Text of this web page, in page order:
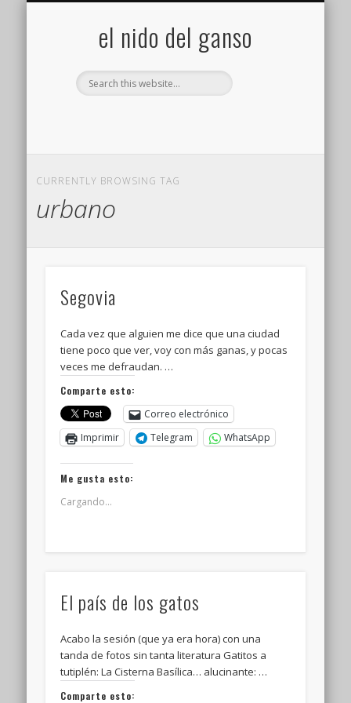
el nido del ganso
CURRENTLY BROWSING TAG
urbano
Segovia
Cada vez que alguien me dice que una ciudad
tiene poco que ver, voy con más ganas, y pocas
veces me defraudan. …
Comparte esto:
Correo electrónico
Imprimir
Telegram WhatsApp
Me gusta esto:
Cargando...
El país de los gatos
Acabo la sesión (que ya era hora) con una
tanda de fotos sin tanta literatura Gatitos a
tutiplén: La Cisterna Basílica… alucinante: …
Comparte esto: